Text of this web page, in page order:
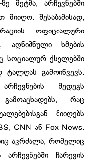
მეტმა, არჩევნებში
მიიღო. შესაბამისად,
ოფიციალური
აღნიშნული ხმების
სოციალურ ქსელებში
გამოიწვევს.
შედეგს
რაც
მიიღებს
CNN ან Fox News.
აკრძალა, რომელიც
არჩევნებში ჩარევის